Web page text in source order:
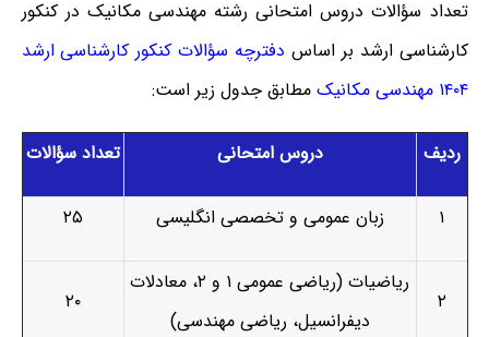
تعداد سؤالات دروس امتحانی رشته مهندسی مکانیک در کنکور
کارشناسی ارشد بر اساس دفترچه سؤالات کنکور کارشناسی ارشد
۱۴۰۴ مهندسی مکانیک
مطابق جدول زیر است:
ردیف دروس امتحانی تعداد سؤالات
۱ زبان عمومی و تخصصی انگلیسی ۲۵
۲
ریاضیات (ریاضی عمومی ۱ و ۲، معادلات
دیفرانسیل، ریاضی مهندسی)
۲۰